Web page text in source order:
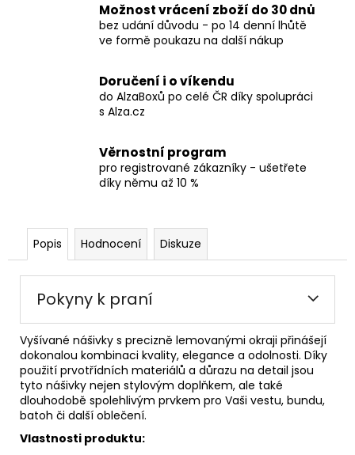
Možnost vrácení zboží do 30 dnů
bez udání důvodu - po 14 denní lhůtě
ve formě poukazu na další nákup
Doručení i o víkendu
do AlzaBoxů po celé ČR díky spolupráci
s Alza.cz
Věrnostní program
pro registrované zákazníky - ušetřete
díky němu až 10 %
Popis Hodnocení Diskuze
Pokyny k praní
Vyšívané nášivky s precizně lemovanými okraji přinášejí
dokonalou kombinaci kvality, elegance a odolnosti. Díky
použití prvotřídních materiálů a důrazu na detail jsou
tyto nášivky nejen stylovým doplňkem, ale také
dlouhodobě spolehlivým prvkem pro Vaši vestu, bundu,
batoh či další oblečení.
Vlastnosti produktu: